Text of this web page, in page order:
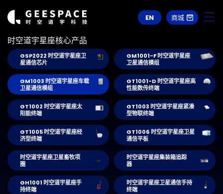
EN 商城
时空道宇星座核心产品
GSP2022 时空道宇星座卫
星通信芯片
GM1001-F 时空道宇星座
卫星通信模组
GM1003 时空道宇星座车载
卫星通信模组
GT1001-D 时空道宇星座高
性能数传终端
GT1002 时空道宇星座太
阳能终端
GT1003 时空道宇星座紧凑
型物联终端
GT1005 时空道宇星座经
济型终端
GT1006 时空道宇星座卫星
通信平板
时空道宇星座卫星畜牧项
圈
时空道宇星座集装箱追踪
器
GH1001 时空道宇星座手
持终端
时空道宇星座卫星通信手持
终端